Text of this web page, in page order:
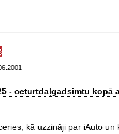
- ceturtdaļgadsimtu kopā
kā uzzināji par iAuto un